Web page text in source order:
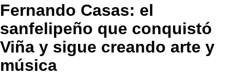
Fernando Casas: el
sanfelipeño que conquistó
Viña y sigue creando arte y
música